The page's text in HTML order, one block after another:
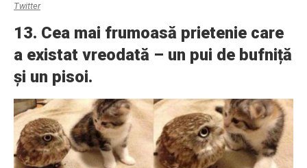
Twitter
13. Cea mai frumoasă prietenie care
a existat vreodată – un pui de bufniță
și un pisoi.